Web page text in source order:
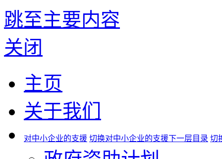
跳至主要内容
关闭
主页
关于我们
对中小企业的支援 切换对中小企业的支援下一层目录 切